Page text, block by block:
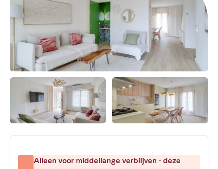
Alleen voor middellange verblijven - deze